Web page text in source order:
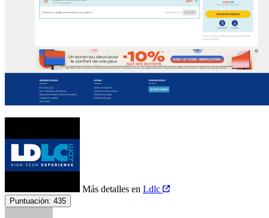
Más detalles en Ldlc
Puntuación: 435